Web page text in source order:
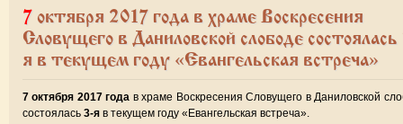
7 октября 2017 года в храме Воскресения
Словущего в Даниловской слободе
я в текущем году «Евангельская встреча»
7 октября 2017 года в храме Воскресения Словущего в Даниловской
состоялась 3-я в текущем году «Евангельская встреча».